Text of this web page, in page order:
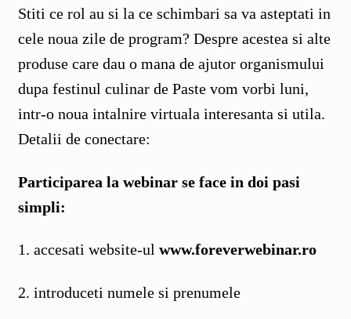
Stiti ce rol au si la ce schimbari sa va asteptati in
cele noua zile de program? Despre acestea si alte
produse care dau o mana de ajutor organismului
dupa festinul culinar de Paste vom vorbi luni,
intr-o noua intalnire virtuala interesanta si utila.
Detalii de conectare:
Participarea la webinar se face in doi pasi
simpli:
1. accesati website-ul www.foreverwebinar.ro
2. introduceti numele si prenumele